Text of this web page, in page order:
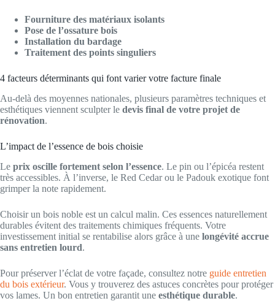
Fourniture des matériaux isolants
Pose de l’ossature bois
Installation du bardage
Traitement des points singuliers
4 facteurs déterminants qui font varier votre facture finale
Au-delà des moyennes nationales, plusieurs paramètres techniques et
esthétiques viennent sculpter le devis final de votre projet de
rénovation.
L’impact de l’essence de bois choisie
Le prix oscille fortement selon l’essence. Le pin ou l’épicéa restent
très accessibles. À l’inverse, le Red Cedar ou le Padouk exotique font
grimper la note rapidement.
Choisir un bois noble est un calcul malin. Ces essences naturellement
durables évitent des traitements chimiques fréquents. Votre
investissement initial se rentabilise alors grâce à une longévité accrue
sans entretien lourd.
Pour préserver l’éclat de votre façade, consultez notre guide entretien
du bois extérieur. Vous y trouverez des astuces concrètes pour protéger
vos lames. Un bon entretien garantit une esthétique durable.